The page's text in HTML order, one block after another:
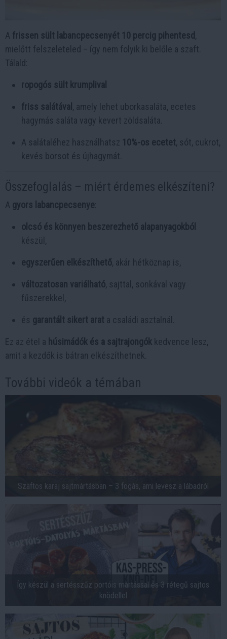
A frissen sült labancpecsenyét 10 percig pihentesd,
mielőtt felszeleteled – így nem folyik ki belőle a szaft.
Tálald:
ropogós sült krumplival
friss salátával , amely lehet uborkasaláta, ecetes
hagymás saláta vagy kevert zöldsaláta.
A salátaléhez használhatsz 10%-os ecetet, sót, cukrot,
kevés borsot és újhagymát.
Összefoglalás – miért érdemes elkészíteni?
A gyors labancpecsenye
olcsó és könnyen beszerezhető alapanyagokból
készül,
egyszerűen elkészíthető, akár hétköznap is,
változatosan variálható, sajttal, sonkával vagy
fűszerekkel,
és garantált sikert arat a családi asztalnál.
Ez az étel a húsimádók és a sajtrajongók kedvence lesz,
amit a kezdők is bátran elkészíthetnek.
További videók a témában
Szaftos karaj sajtmártásban – 3 fogás, ami levesz a lábadról
Így készül a sertésszűz portóis mártással és 3 rétegű sajtos
knödellel